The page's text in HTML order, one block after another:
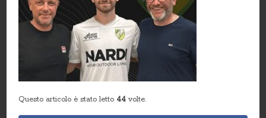
Questo articolo è stato letto 44 volte.